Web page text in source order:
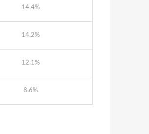
14.4%
14.2%
12.1%
8.6%